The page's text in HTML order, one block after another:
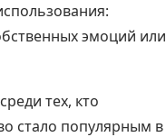
эмоций или
тех, кто
стало популярным в